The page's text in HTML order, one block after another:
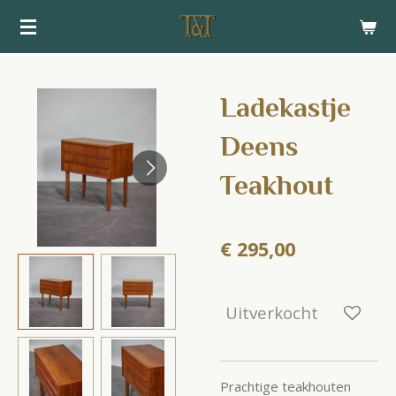
Ga
Ladekastje
Deens
Teakhout
€ 295,00
Uitverkocht
Prachtige teakhouten